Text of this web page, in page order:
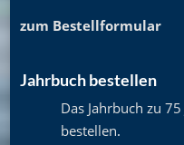
zum Bestellformular
Jahrbuch bestellen
Das Jahrbuch zu
bestellen.